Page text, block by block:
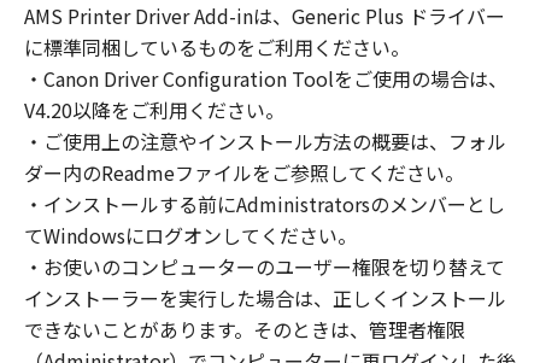
「本ソフトウェア」を１部、複製することがで
きます。
(3) 上記(1)および(2)に定める場合を除き、キヤ
ノンまたはキヤノンのライセンサーのいかなる
知的財産権も、明示たると黙示たるとを問わ
ず、本契約書によってお客様に譲渡あるいは許
諾されるものではありません。
２．制限
(1) お客様は、再使用許諾、譲渡、販売、頒
布、リースもしくは貸与その他の方法により、
第三者に「本ソフトウェア」を使用させること
AMS Printer Driver Add-inは、Generic Plus ドライバー
に標準同梱しているものをご利用ください。
・Canon Driver Configuration Toolをご使用の場合は、
V4.20以降をご利用ください。
・ご使用上の注意やインストール方法の概要は、フォル
ダー内のReadmeファイルをご参照してください。
・インストールする前にAdministratorsのメンバーとし
てWindowsにログオンしてください。
・お使いのコンピューターのユーザー権限を切り替えて
インストーラーを実行した場合は、正しくインストール
できないことがあります。そのときは、管理者権限